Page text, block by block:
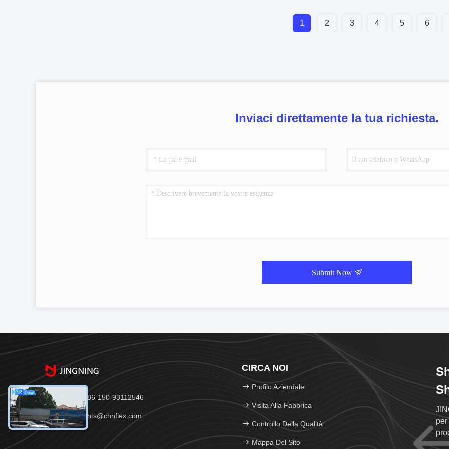
1 2 3 4 5 6
Inviaci direttamente la tua richiesta.
Submit Now
Telefono：86-150-93112546
E-mail：joints@chnflex.com
CIRCA NOI
Profilo Aziendale
Visita Alla Fabbrica
Controllo Della Qualità
Mappa Del Sito